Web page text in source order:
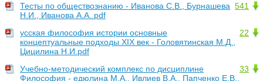
541
Тесты по обществознанию - Иванова С.В., Бурнашева
Н.И., Иванова А.А..pdf
22
усская философия истории основные
концептуальные подходы XIX век - Головятинская М.Д.,
Цицилина Н.И.pdf
33
Учебно-методический комплекс по дисциплине
Философия - едюлина М.А., Ивлиев В.А., Папченко Е.В.,